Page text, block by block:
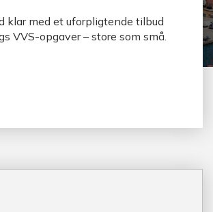
klar med et uforpligtende tilbud
VVS-opgaver – store som små.